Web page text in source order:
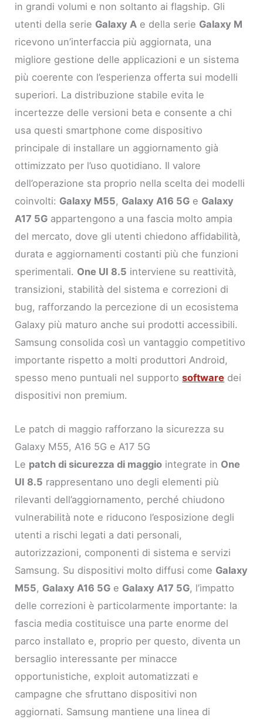
in grandi volumi e non soltanto ai flagship. Gli
utenti della serie Galaxy A e della serie Galaxy M
ricevono un’interfaccia più aggiornata, una
migliore gestione delle applicazioni e un sistema
più coerente con l’esperienza offerta sui modelli
superiori. La distribuzione stabile evita le
incertezze delle versioni beta e consente a chi
usa questi smartphone come dispositivo
principale di installare un aggiornamento già
ottimizzato per l’uso quotidiano. Il valore
dell’operazione sta proprio nella scelta dei modelli
coinvolti: Galaxy M55, Galaxy A16 5G e Galaxy
A17 5G appartengono a una fascia molto ampia
del mercato, dove gli utenti chiedono affidabilità,
durata e aggiornamenti costanti più che funzioni
sperimentali. One UI 8.5 interviene su reattività,
transizioni, stabilità del sistema e correzioni di
bug, rafforzando la percezione di un ecosistema
Galaxy più maturo anche sui prodotti accessibili.
Samsung consolida così un vantaggio competitivo
importante rispetto a molti produttori Android,
spesso meno puntuali nel supportosoftware dei
dispositivi non premium.
Le patch di maggio rafforzano la sicurezza su
Galaxy M55, A16 5G e A17 5G
Le patch di sicurezza di maggio integrate in One
UI 8.5 rappresentano uno degli elementi più
rilevanti dell’aggiornamento, perché chiudono
vulnerabilità note e riducono l’esposizione degli
utenti a rischi legati a dati personali,
autorizzazioni, componenti di sistema e servizi
Samsung. Su dispositivi molto diffusi come Galaxy
M55, Galaxy A16 5G e Galaxy A17 5G, l’impatto
delle correzioni è particolarmente importante: la
fascia media costituisce una parte enorme del
parco installato e, proprio per questo, diventa un
bersaglio interessante per minacce
opportunistiche, exploit automatizzati e
campagne che sfruttano dispositivi non
aggiornati. Samsung mantiene una linea di